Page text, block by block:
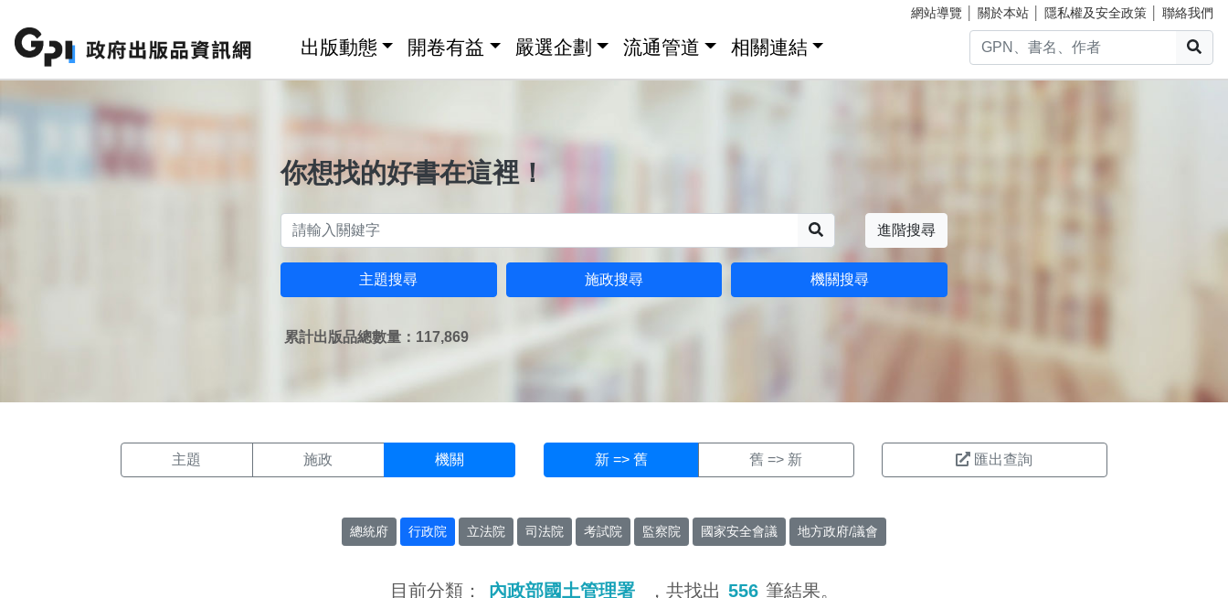
網站導覽 關於本站 隱私權及安全政策 聯絡我們
出版動態 開卷有益 嚴選企劃 流通管道 相關連結
你想找的好書在這裡！
進階搜尋
主題搜尋 施政搜尋 機關搜尋
累計出版品總數量：117,869
主題 施政 機關 新 => 舊 舊 => 新 匯出查詢
總統府 行政院 立法院 司法院 考試院 監察院 國家安全會議 地方政府/議會
目前分類： 內政部國土管理署 ，共找出 556 筆結果。